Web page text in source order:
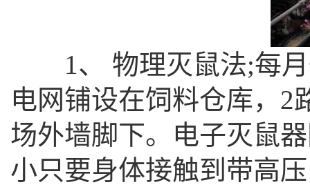
1、 物理灭鼠法;每月
电网铺设在饲料仓库，2
场外墙脚下。电子灭鼠
小只要身体接触到带高